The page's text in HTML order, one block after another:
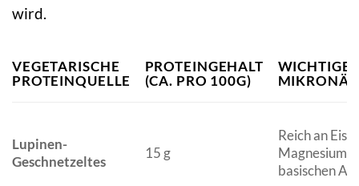
wird.
VEGETARISCHE
PROTEINQUELLE
PROTEINGEHALT
(CA. PRO 100G)
WICHTIGE
Lupinen-
Geschnetzeltes
15 g
Reich an
Magnesium
basischen